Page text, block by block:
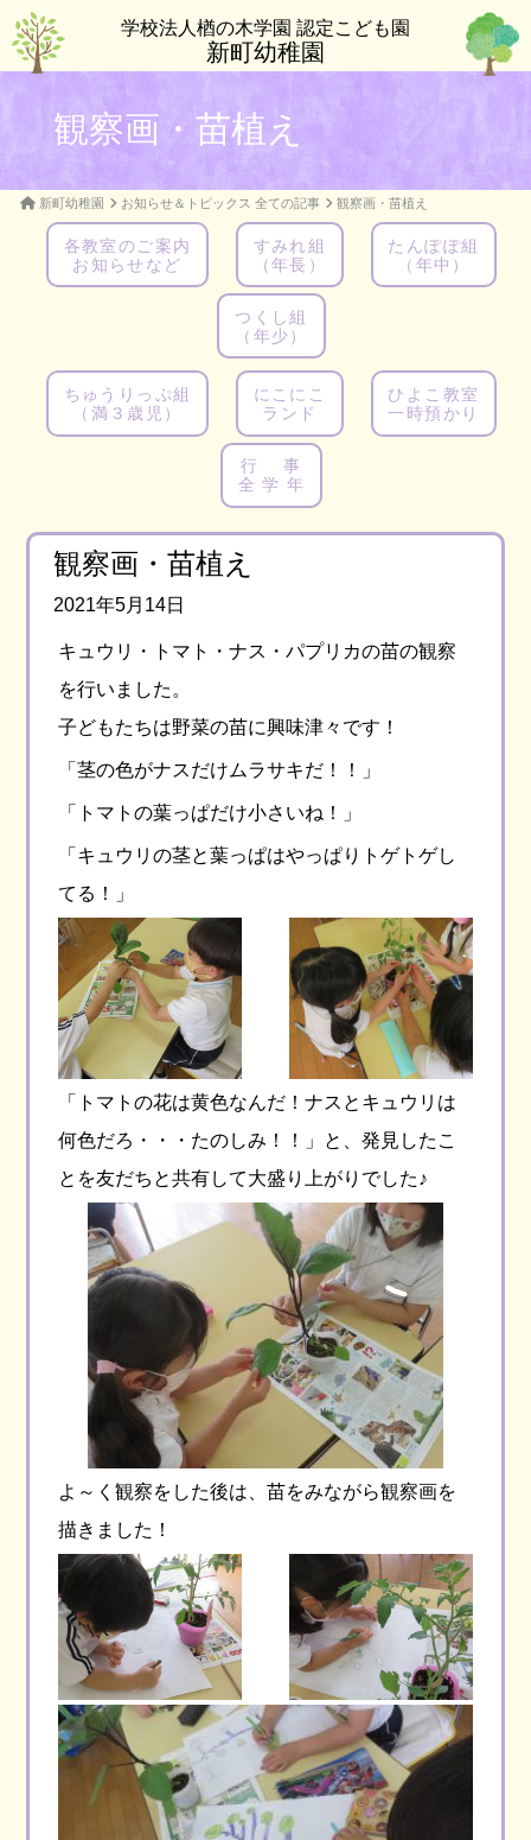
学校法人楢の木学園 認定こども園
新町幼稚園
観察画・苗植え
新町幼稚園 お知らせ＆トピックス 全ての記事 観察画・苗植え
各教室のご案内
お知らせなど
すみれ組
（年長）
たんぽぽ組
（年中）
つくし組
（年少）
ちゅうりっぷ組
（満３歳児）
にこにこ
ランド
ひよこ教室
一時預かり
行 事
全 学 年
観察画・苗植え
2021年5月14日
キュウリ・トマト・ナス・パプリカの苗の観察
を行いました。
子どもたちは野菜の苗に興味津々です！
「茎の色がナスだけムラサキだ！！」
「トマトの葉っぱだけ小さいね！」
「キュウリの茎と葉っぱはやっぱりトゲトゲし
てる！」
「トマトの花は黄色なんだ！ナスとキュウリは
何色だろ・・・たのしみ！！」と、発見したこ
とを友だちと共有して大盛り上がりでした♪
よ～く観察をした後は、苗をみながら観察画を
描きました！